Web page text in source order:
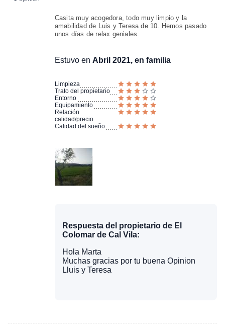
Casita muy acogedora, todo muy limpio y la
amabilidad de Luis y Teresa de 10. Hemos pasado
unos días de relax geniales.
Estuvo en Abril 2021, en familia
Limpieza
Trato del propietario
Entorno
Equipamiento
Relación
calidad/precio
Calidad del sueño
Respuesta del propietario de El
Colomar de Cal Vila:
Hola Marta
Muchas gracias por tu buena Opinion
Lluis y Teresa